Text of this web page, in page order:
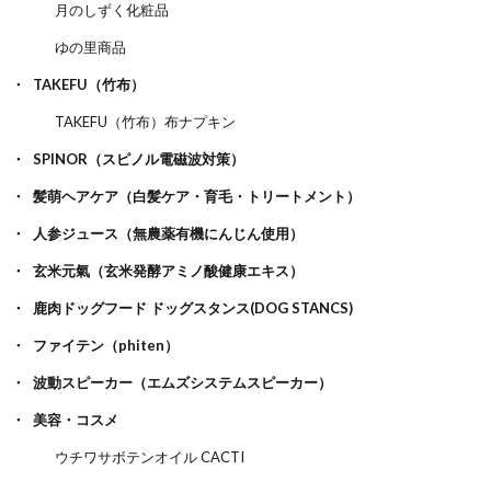
月のしずく化粧品
ゆの里商品
TAKEFU（竹布）
TAKEFU（竹布）布ナプキン
SPINOR（スピノル電磁波対策）
髪萌ヘアケア（白髪ケア・育毛・トリートメント）
人参ジュース（無農薬有機にんじん使用）
玄米元氣（玄米発酵アミノ酸健康エキス）
鹿肉ドッグフード ドッグスタンス(DOG STANCS)
ファイテン（phiten）
波動スピーカー（エムズシステムスピーカー）
美容・コスメ
ウチワサボテンオイル CACTI